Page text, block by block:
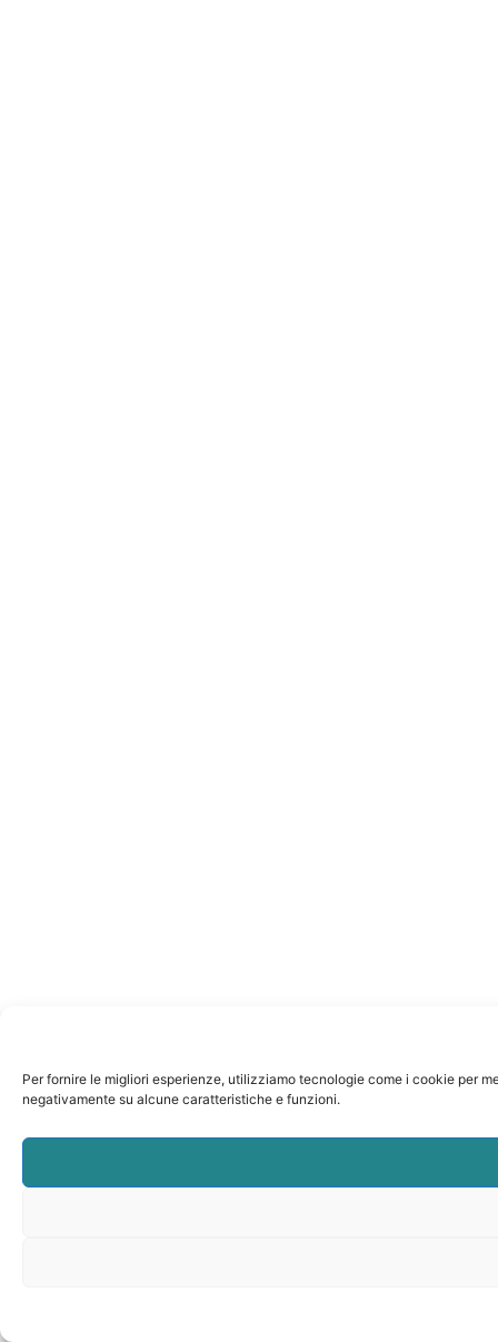
Per fornire le migliori esperienze, utilizziamo tecnologie come i cookie per
negativamente su alcune caratteristiche e funzioni.